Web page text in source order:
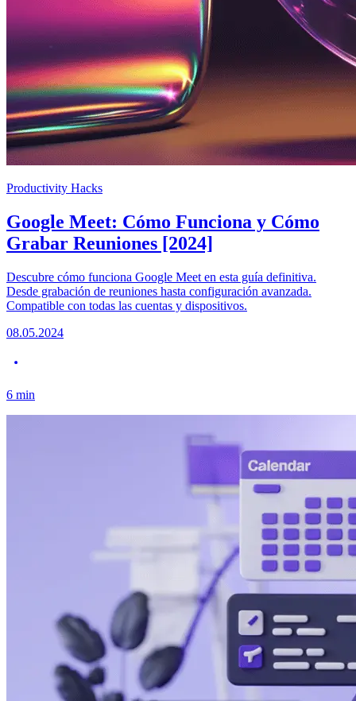
Productivity Hacks
Google Meet: Cómo Funciona y Cómo
Grabar Reuniones [2024]
Descubre cómo funciona Google Meet en esta guía definitiva.
Desde grabación de reuniones hasta configuración avanzada.
Compatible con todas las cuentas y dispositivos.
08.05.2024
6 min